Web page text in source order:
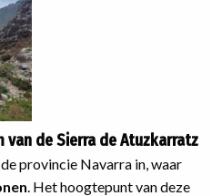
de Sierra de Atuzkarratz
provincie Navarra in, waar
. Het hoogtepunt van deze